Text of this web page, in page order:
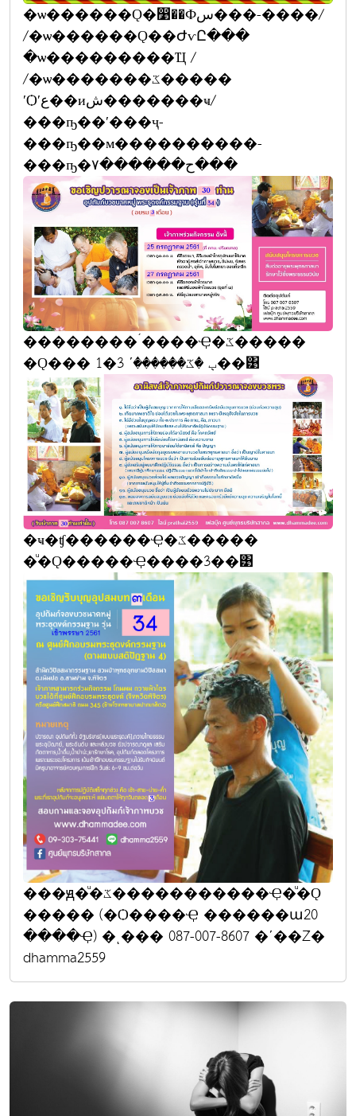
�ѡ������Ǫ�෹��Фس���-����/
/�ѡ������Ǫ��ԺѵԸ���
�ѡ���������Ҵ /
/�ѡ�������ػ�����
ʹѺʹع��иش�������ҹ/
���ҧ��ʹ���ҷ-
���ҧ��м����������-
���ҧ�ح������٧���
��������´����Ҿ�ػ�����
�Ǫ��� 1�ٻ �ػ������ʹ 3��͹
�ҹ�ʧ������Ҿ�ػ�����
�ͧ�Ǫ�����Ҿ����3��͹
���ԭ�ͧ�ػ�����������Ҿ�ͧ�Ǫ
����� (�Ѻ����Ҿ ������ա20
����Ҿ) �ͺ��� 087-007-8607 �ʹ��Ź�
dhamma2559